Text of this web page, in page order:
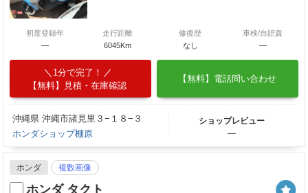
初度登録年
―
走行距離
6045Km
修復歴
なし
車検/自賠責
―
1分で完了！
【無料】見積・在庫確認
【無料】電話問い合わせ
沖縄県 沖縄市諸見里３−１８−３
ホンダショップ棚原
ショップレビュー
―
ホンダ 複数画像
ホンダ タクト